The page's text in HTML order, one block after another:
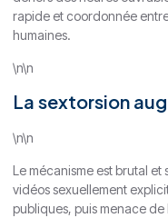
rapide et coordonnée
humaines.
\n\n
La sextorsion
\n\n
Le mécanisme est brutal
vidéos sexuellement
publiques, puis menace de